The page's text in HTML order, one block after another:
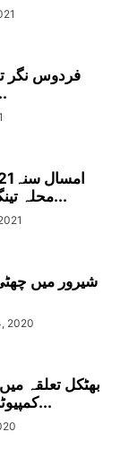
فردوس نگر
مکتب
محلہ تینگن گنڈی کے حفاظ میں...
شیرور میں
2020
بھٹکل تعلقہ میں
کمپیوٹر سائنس انجینئرنگ کے...